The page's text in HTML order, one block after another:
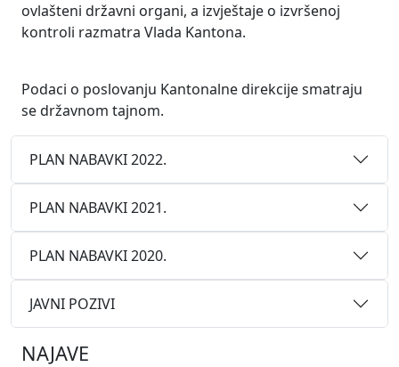
ovlašteni državni organi, a izvještaje o izvršenoj
kontroli razmatra Vlada Kantona.
Podaci o poslovanju Kantonalne direkcije smatraju
se državnom tajnom.
PLAN NABAVKI 2022.
PLAN NABAVKI 2021.
PLAN NABAVKI 2020.
JAVNI POZIVI
NAJAVE